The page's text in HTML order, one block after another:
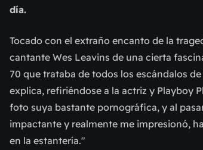
día.
Tocado con el extraño encanto de la
cantante Wes Leavins de una cierta
70 que trataba de todos los escándalos
explica, refiriéndose a la actriz y Playboy
foto suya bastante pornográfica, y al
impactante y realmente me impresionó,
en la estantería."